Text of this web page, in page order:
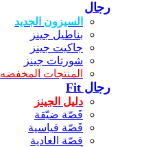
رجال
السيزون الجديد
بناطيل جينز
جاكيت جينز
شورتات جينز
المنتجات المخفضه
رجال Fit
دليل الجينز
قَصّة ضيّقة
قَصّة قياسية
قصّة العادية